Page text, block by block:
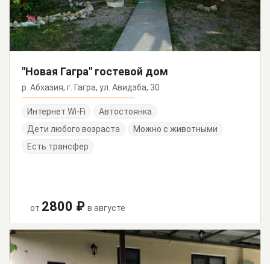
"Новая Гагра" гостевой дом
р. Абхазия, г. Гагра, ул. Авидзба, 30
Интернет Wi-Fi
Автостоянка
Дети любого возраста
Можно с животными
Есть трансфер
от 2800 ₽ в августе